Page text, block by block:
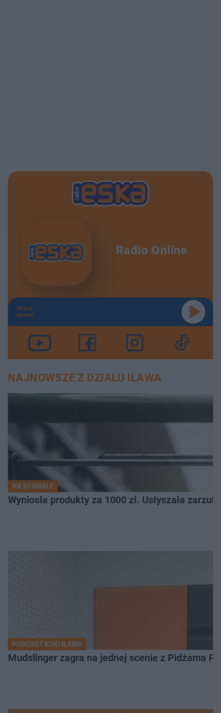
Radio Online
TERAZ
GRAMY
NAJNOWSZE Z DZIAŁU IŁAWA
NA SYGNALE
Wyniosła produkty za 1000 zł. Usłyszała zarzuty
PODCAST ESKI IŁAWA
Mudslinger zagra na jednej scenie z Pidżama